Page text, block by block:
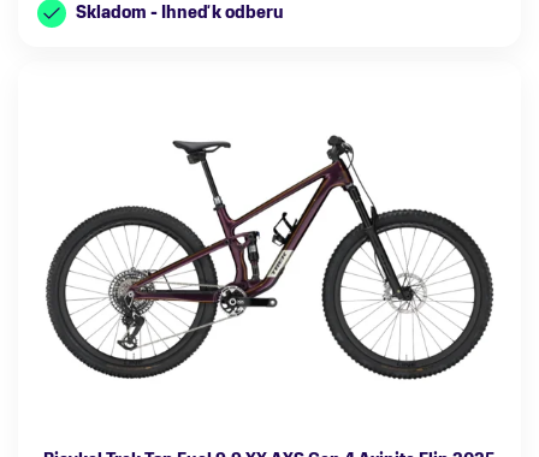
Skladom - Ihneď k odberu